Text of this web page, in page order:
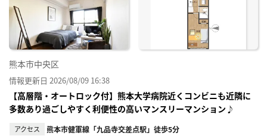
熊本市中央区
情報更新日 2026/08/09 16:38
【高層階・オートロック付】熊本大学病院近くコンビニも近隣に
多数あり過ごしやすく利便性の高いマンスリーマンション♪
アクセス 熊本市健軍線「九品寺交差点駅」徒歩5分